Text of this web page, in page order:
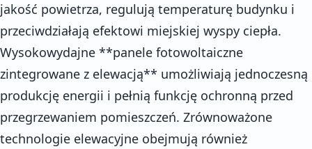
jakość powietrza, regulują temperaturę budynku i
przeciwdziałają efektowi miejskiej wyspy ciepła.
Wysokowydajne **panele fotowoltaiczne
zintegrowane z elewacją** umożliwiają jednoczesną
produkcję energii i pełnią funkcję ochronną przed
przegrzewaniem pomieszczeń. Zrównoważone
technologie elewacyjne obejmują również